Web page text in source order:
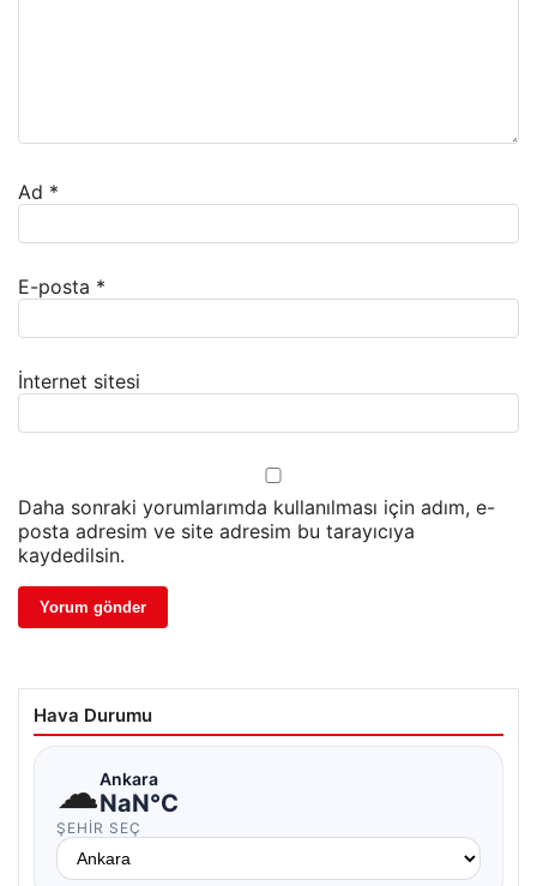
Ad *
E-posta *
İnternet sitesi
Daha sonraki yorumlarımda kullanılması için adım, e-
posta adresim ve site adresim bu tarayıcıya
kaydedilsin.
Hava Durumu
☁Ankara
NaN°C
ŞEHIR SEÇ